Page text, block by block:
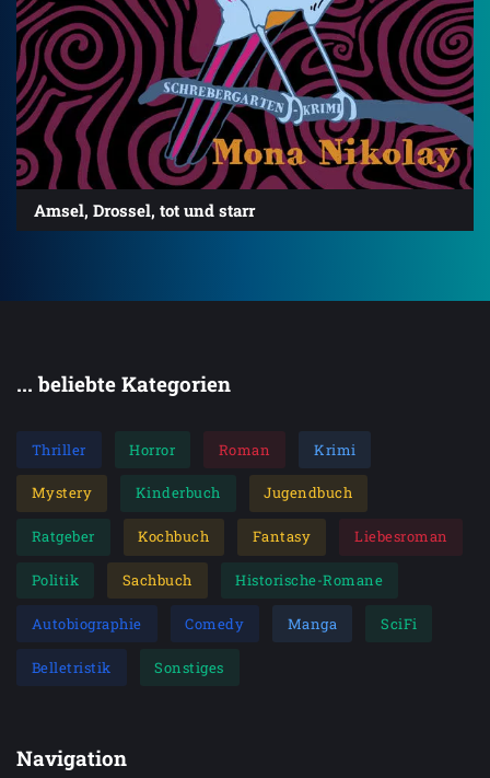
Amsel, Drossel, tot und starr
... beliebte Kategorien
Thriller Horror Roman Krimi
Mystery Kinderbuch Jugendbuch
Ratgeber Kochbuch Fantasy Liebesroman
Politik Sachbuch Historische-Romane
Autobiographie Comedy Manga SciFi
Belletristik Sonstiges
Navigation